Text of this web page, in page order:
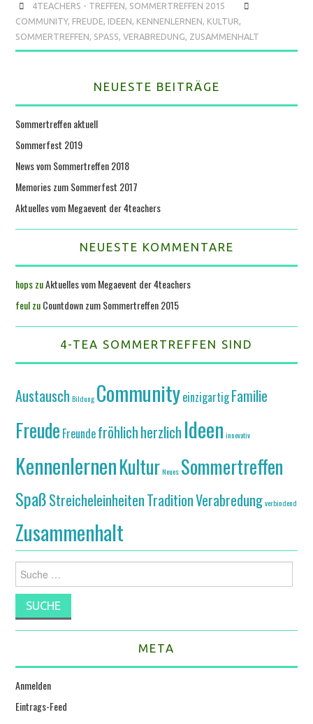
4TEACHERS - TREFFEN, SOMMERTREFFEN 2015
COMMUNITY, FREUDE, IDEEN, KENNENLERNEN, KULTUR,
SOMMERTREFFEN, SPASS ,VERABREDUNG, ZUSAMMENHALT
NEUESTE BEITRÄGE
Sommertreffen aktuell
Sommerfest 2019
News vom Sommertreffen 2018
Memories zum Sommerfest 2017
Aktuelles vom Megaevent der 4teachers
NEUESTE KOMMENTARE
hopszuAktuelles vom Megaevent der 4teachers
feulzuCountdown zum Sommertreffen 2015
4-TEA SOMMERTREFFEN SIND
Austausch Bildung CommunityeinzigartigFamilie
Freude Freundefröhlichherzlich Ideen innovativ
KennenlernenKultur Neues Sommertreffen
SpaßStreicheleinheitenTraditionVerabredung verbindend
Zusammenhalt
Suche
nach:
META
Anmelden
Eintrags-Feed